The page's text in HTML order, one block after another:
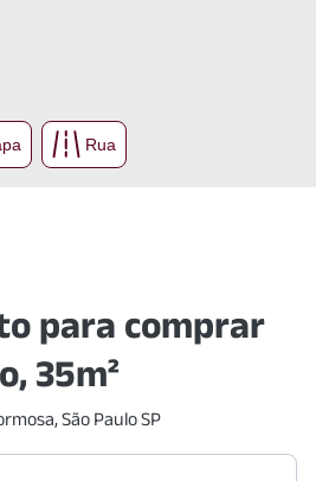
Rua
para comprar
35m²
São Paulo SP